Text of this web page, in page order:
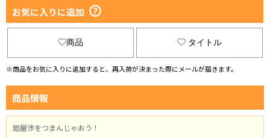
お気に入りに追加
商品 タイトル
※商品をお気に入りに追加すると、再入荷が決まった際にメールが届きます。
商品情報
廻屋渉をつまんじゃおう！